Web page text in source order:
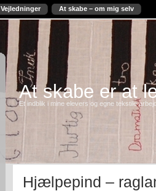
Vejledninger At skabe – om mig selv
At skabe er at
Et indblik i mine elevers og egne tekstile
Hjælpepind –